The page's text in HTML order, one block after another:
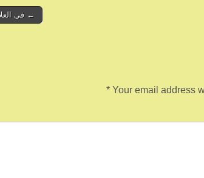
← في
Your email address
*